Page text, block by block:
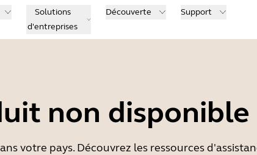
Solutions
d'entreprises
Découverte Support
non disponible
votre pays. Découvrez les ressources